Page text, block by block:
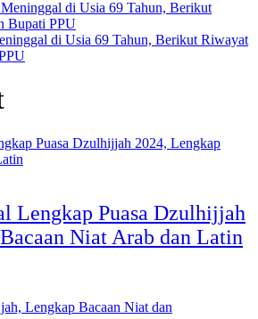
di Usia 69 Tahun, Berikut Riwayat
Lengkap Puasa Dzulhijjah
Niat Arab dan Latin